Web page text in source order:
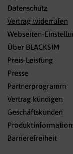
Datenschutz
Vertrag widerrufen
Webseiten-
Über BLACKSIM
Preis-Leistung
Presse
Partnerprogramm
Vertrag kündigen
Geschäftskunden
Barrierefreiheit